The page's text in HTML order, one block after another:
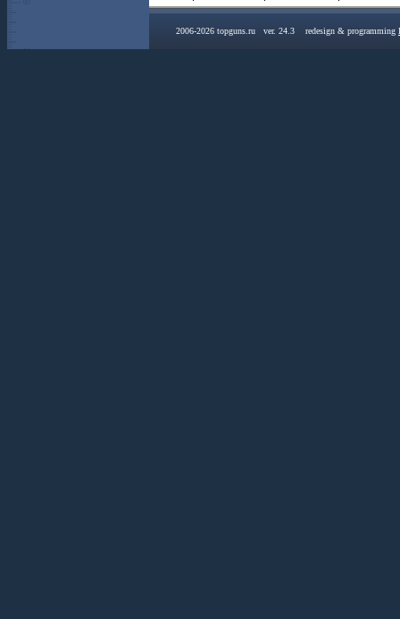
2006-2026 topguns.ru ver. 24.3 redesign & programming